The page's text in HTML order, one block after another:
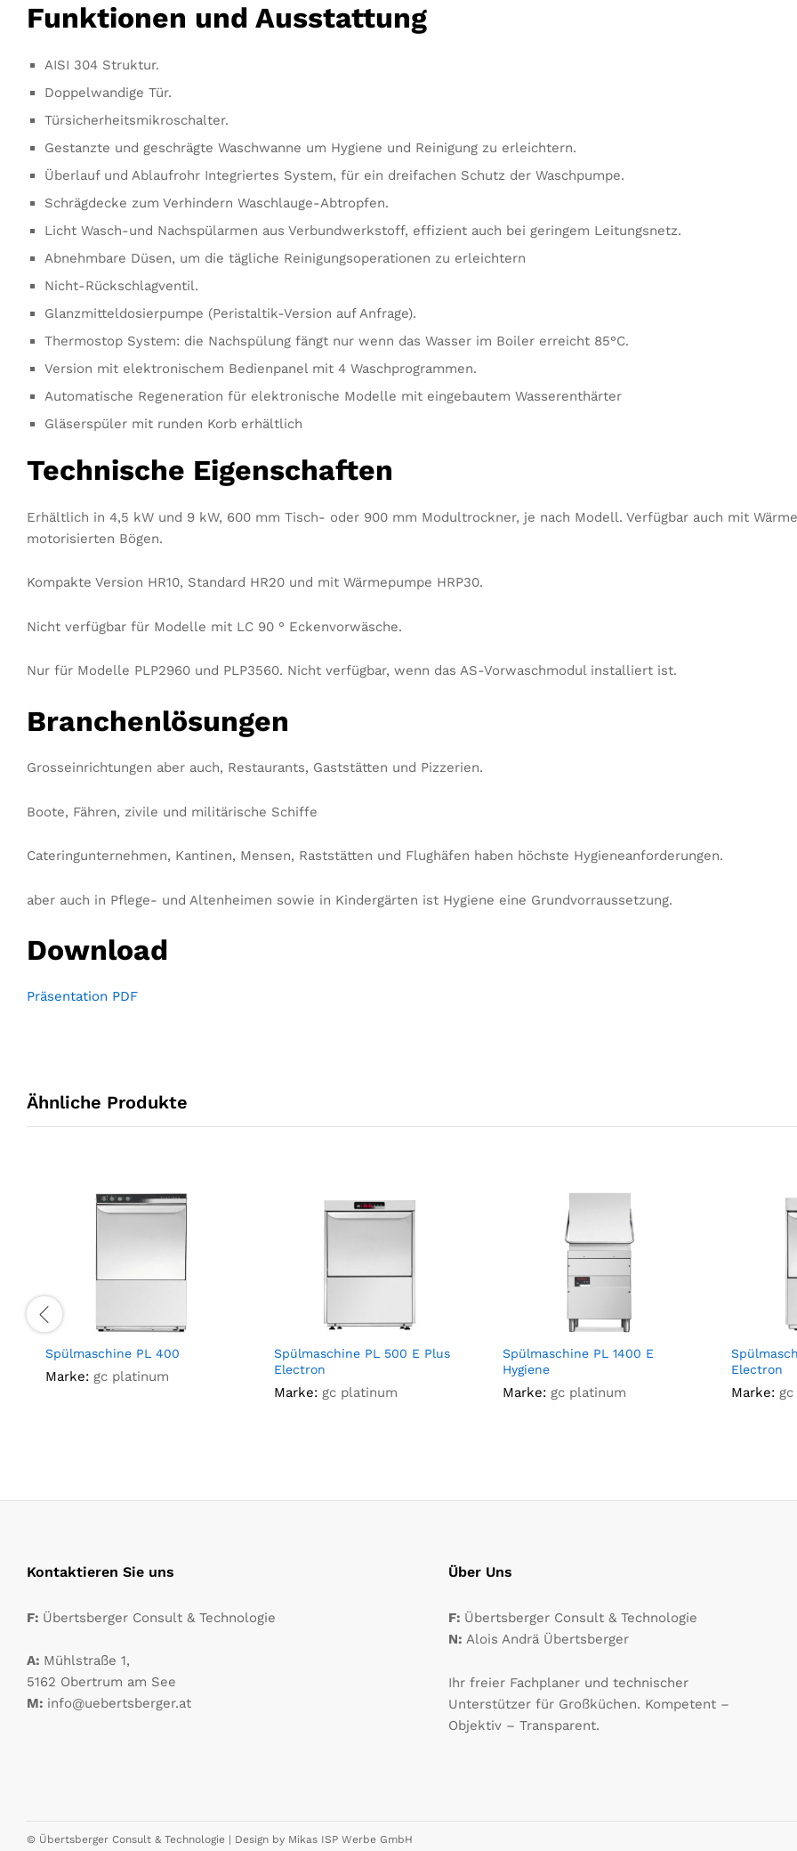
Funktionen und Ausstattung
AISI 304 Struktur.
Doppelwandige Tür.
Türsicherheitsmikroschalter.
Gestanzte und geschrägte Waschwanne um Hygiene und Reinigung zu erleichtern.
Überlauf und Ablaufrohr Integriertes System, für ein dreifachen Schutz der Waschpumpe.
Schrägdecke zum Verhindern Waschlauge-Abtropfen.
Licht Wasch-und Nachspülarmen aus Verbundwerkstoff, effizient auch bei geringem Leitungsnetz.
Abnehmbare Düsen, um die tägliche Reinigungsoperationen zu erleichtern
Nicht-Rückschlagventil.
Glanzmitteldosierpumpe (Peristaltik-Version auf Anfrage).
Thermostop System: die Nachspülung fängt nur wenn das Wasser im Boiler erreicht 85°C.
Version mit elektronischem Bedienpanel mit 4 Waschprogrammen.
Automatische Regeneration für elektronische Modelle mit eingebautem Wasserenthärter
Gläserspüler mit runden Korb erhältlich
Technische Eigenschaften
Erhältlich in 4,5 kW und 9 kW, 600 mm Tisch- oder 900 mm Modultrockner, je nach Modell. Verfügbar auch mit
motorisierten Bögen.
Kompakte Version HR10, Standard HR20 und mit Wärmepumpe HRP30.
Nicht verfügbar für Modelle mit LC 90 ° Eckenvorwäsche.
Nur für Modelle PLP2960 und PLP3560. Nicht verfügbar, wenn das AS-Vorwaschmodul installiert ist.
Branchenlösungen
Grosseinrichtungen aber auch, Restaurants, Gaststätten und Pizzerien.
Boote, Fähren, zivile und militärische Schiffe
Cateringunternehmen, Kantinen, Mensen, Raststätten und Flughäfen haben höchste Hygieneanforderungen.
aber auch in Pflege- und Altenheimen sowie in Kindergärten ist Hygiene eine Grundvorraussetzung.
Download
Präsentation PDF
Ähnliche Produkte
Spülmaschine PL 400
Marke: gc platinum
Spülmaschine PL 500 E Plus
Electron
Marke: gc platinum
Spülmaschine PL 1400 E
Hygiene
Marke: gc platinum
Electron
Marke:
Kontaktieren Sie uns
F: Übertsberger Consult & Technologie
A: Mühlstraße 1,
5162 Obertrum am See
M: info@uebertsberger.at
Über Uns
F: Übertsberger Consult & Technologie
N:Alois Andrä Übertsberger
Ihr freier Fachplaner und technischer
Unterstützer für Großküchen. Kompetent –
Objektiv – Transparent.
© Übertsberger Consult & Technologie | Design by Mikas ISP Werbe GmbH